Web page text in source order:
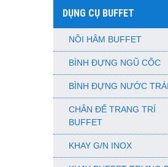
DỤNG CỤ BUFFET
NỒI HÂM BUFFET
BÌNH ĐỰNG NGŨ CỐC
BÌNH ĐỰNG NƯỚC
CHÂN ĐẾ TRANG TRÍ
BUFFET
KHAY G/N INOX